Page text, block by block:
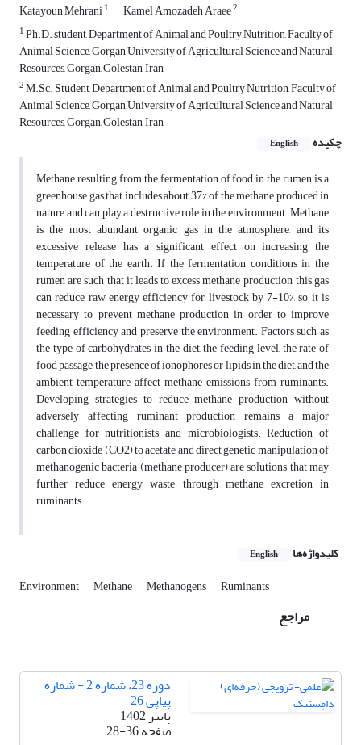
Katayoun Mehrani1 Kamel Amozadeh Araee2
1Ph.D. student, Department of Animal and Poultry Nutrition, Faculty of
Animal Science, Gorgan University of Agricultural Science and Natural
Resources, Gorgan, Golestan, Iran
2M.Sc. Student, Department of Animal and Poultry Nutrition, Faculty of
Animal Science, Gorgan University of Agricultural Science and Natural
Resources, Gorgan, Golestan, Iran
چکیده
English
Methane resulting from the fermentation of food in the rumen is a
greenhouse gas that includes about 37% of the methane produced in
nature and can play a destructive role in the environment. Methane
is the most abundant organic gas in the atmosphere, and its
excessive release has a significant effect on increasing the
temperature of the earth. If the fermentation conditions in the
rumen are such that it leads to excess methane production, this gas
can reduce raw energy efficiency for livestock by 7-10%, so it is
necessary to prevent methane production in order to improve
feeding efficiency and preserve the environment. Factors such as
the type of carbohydrates in the diet, the feeding level, the rate of
food passage, the presence of ionophores or lipids in the diet, and the
ambient temperature affect methane emissions from ruminants.
Developing strategies to reduce methane production without
adversely affecting ruminant production remains a major
challenge for nutritionists and microbiologists. Reduction of
carbon dioxide (CO2) to acetate and direct genetic manipulation of
methanogenic bacteria (methane producer) are solutions that may
further reduce energy waste through methane excretion in
ruminants.
کلیدواژه‌ها English
Environment Methane Methanogens Ruminants
مراجع
دوره 23، شماره 2 - شماره
پیاپی 26
پاییز 1402
صفحه28-36